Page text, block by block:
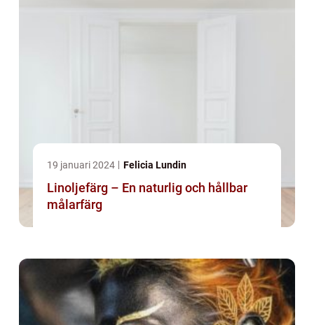
19 januari 2024 Felicia Lundin
Linoljefärg – En naturlig och hållbar
målarfärg